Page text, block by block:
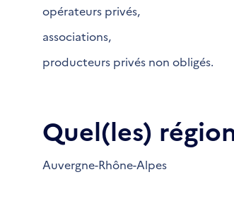
opérateurs privés,
associations,
producteurs privés non obligés.
Quel(les)
Auvergne-Rhône-Alpes